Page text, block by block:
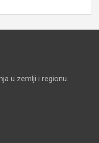
u zemlji i regionu.